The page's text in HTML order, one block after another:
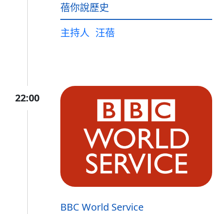
蓓你說歷史
主持人 汪蓓
22:00
BBC World Service